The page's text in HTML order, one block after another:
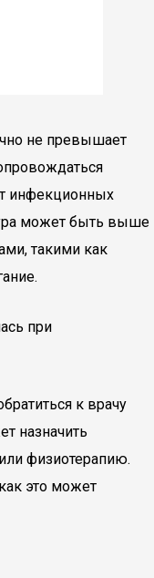
не превышает
инфекционных
может быть выше
такими как
при
к врачу
назначить
физиотерапию.
это может